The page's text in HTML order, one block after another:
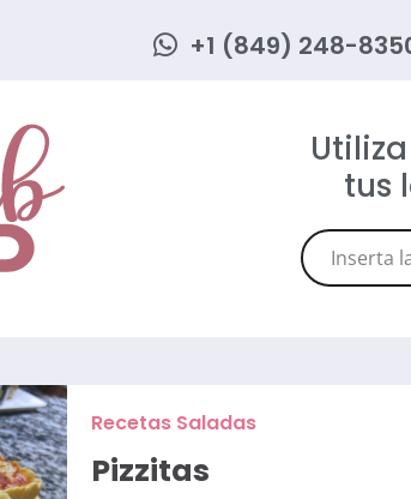
+1 (849) 248-
tus
Recetas Saladas
Pizzitas